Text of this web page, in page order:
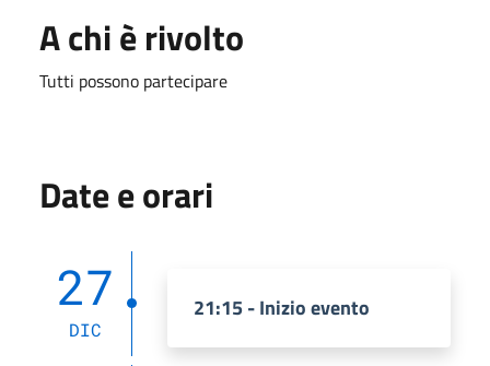
A chi è rivolto
Tutti possono partecipare
Date e orari
27
DIC
21:15 - Inizio evento